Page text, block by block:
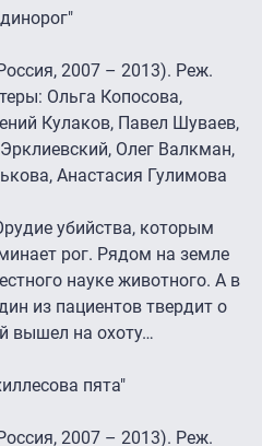
2007 – 2013). Реж.
Ольга Копосова,
Кулаков, Павел Шуваев,
Олег Валкман,
Анастасия Гулимова
убийства, которым
рог. Рядом на земле
науке животного. А в
из пациентов твердит о
вышел на охоту…
пята"
2007 – 2013). Реж.